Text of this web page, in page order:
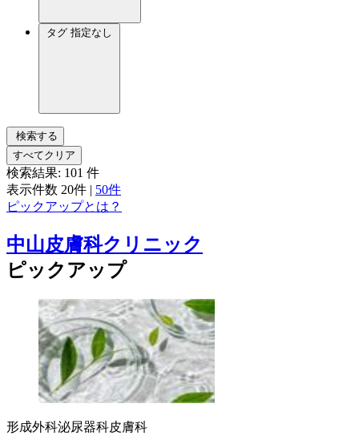
タグ 指定なし
検索する
すべてクリア
検索結果: 101 件
表示件数 20件 | 50件
ピックアップとは？
中山皮膚科クリニック
ピックアップ
形成外科泌尿器科皮膚科